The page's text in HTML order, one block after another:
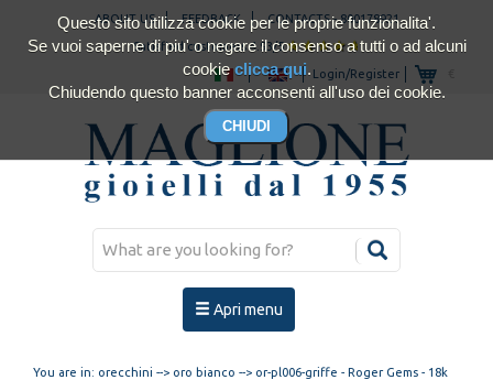
ABOUT US FEEDBACK CONTACTS-800178921
Satisfied customers 4.93/5
Login/Register
Apri menu
You are in: orecchini --> oro bianco --> or-pl006-griffe - Roger Gems - 18k
Questo sito utilizza cookie per le proprie funzionalita'.
Se vuoi saperne di piu' o negare il consenso a tutti o ad alcuni
cookieclicca qui.
Chiudendo questo banner acconsenti all'uso dei cookie.